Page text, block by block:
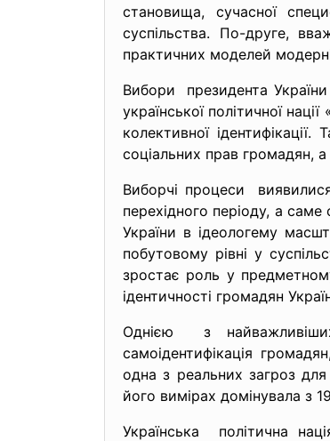
становища, сучасної
суспільства. По-друге,
практичних моделей
Вибори президента
української політичної
колективної
соціальних прав громадян,
Виборчі процеси
перехідного періоду, а саме
України в ідеологему
побутовому рівні у
зростає роль у
ідентичності громадян
Однією з
самоідентифікація
одна з реальних загроз для
його вимірах домінувала з
Українська політична